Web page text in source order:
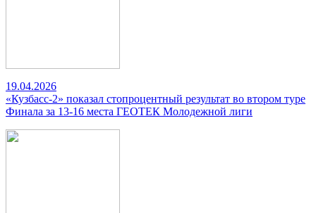
19.04.2026
«Кузбасс-2» показал стопроцентный результат во втором туре
Финала за 13-16 места ГЕОТЕК Молодежной лиги